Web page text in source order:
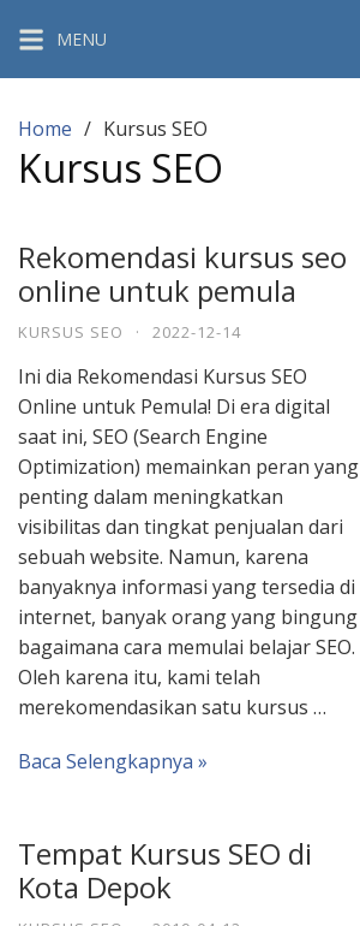
content
MENU
Home Kursus SEO
Kursus SEO
Rekomendasi kursus seo
online untuk pemula
KURSUS SEO · 2022-12-14
Ini dia Rekomendasi Kursus SEO
Online untuk Pemula! Di era digital
saat ini, SEO (Search Engine
Optimization) memainkan peran yang
penting dalam meningkatkan
visibilitas dan tingkat penjualan dari
sebuah website. Namun, karena
banyaknya informasi yang tersedia di
internet, banyak orang yang bingung
bagaimana cara memulai belajar SEO.
Oleh karena itu, kami telah
merekomendasikan satu kursus …
Baca Selengkapnya »
Tempat Kursus SEO di
Kota Depok